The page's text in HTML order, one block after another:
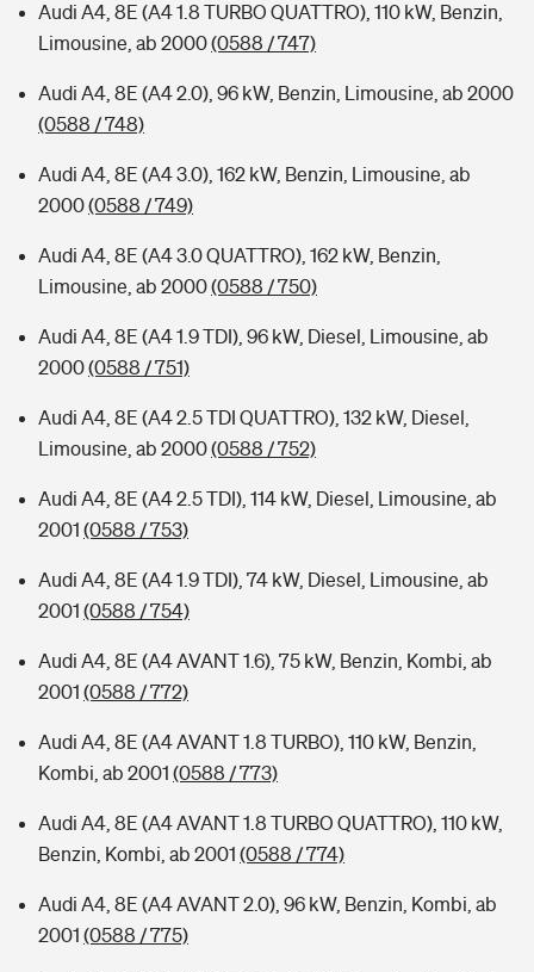
Audi A4, 8E (A4 1.8 TURBO QUATTRO), 110 kW, Benzin,
Limousine, ab 2000(0588 / 747)
Audi A4, 8E (A4 2.0), 96 kW, Benzin, Limousine, ab 2000
(0588 / 748)
Audi A4, 8E (A4 3.0), 162 kW, Benzin, Limousine, ab
2000(0588 / 749)
Audi A4, 8E (A4 3.0 QUATTRO), 162 kW, Benzin,
Limousine, ab 2000(0588 / 750)
Audi A4, 8E (A4 1.9 TDI), 96 kW, Diesel, Limousine, ab
2000(0588 / 751)
Audi A4, 8E (A4 2.5 TDI QUATTRO), 132 kW, Diesel,
Limousine, ab 2000(0588 / 752)
Audi A4, 8E (A4 2.5 TDI), 114 kW, Diesel, Limousine, ab
2001 (0588 / 753)
Audi A4, 8E (A4 1.9 TDI), 74 kW, Diesel, Limousine, ab
2001 (0588 / 754)
Audi A4, 8E (A4 AVANT 1.6), 75 kW, Benzin, Kombi, ab
2001 (0588 / 772)
Audi A4, 8E (A4 AVANT 1.8 TURBO), 110 kW, Benzin,
Kombi, ab 2001 (0588 / 773)
Audi A4, 8E (A4 AVANT 1.8 TURBO QUATTRO), 110 kW,
Benzin, Kombi, ab 2001 (0588 / 774)
Audi A4, 8E (A4 AVANT 2.0), 96 kW, Benzin, Kombi, ab
2001 (0588 / 775)